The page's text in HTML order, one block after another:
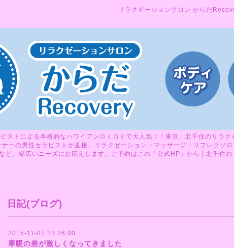
リラクゼーションサロン からだ
ストによる本格的なハワイアンロミロミで大人気！！東京、北千住のリラ
ーの男性セラピストが直接、リラクゼーション・マッサージ・リフレクソ
ど、幅広いニーズにお応えします。ご予約はこの「公式HP」から | 北千住
日記(ブログ)
2015-11-07 23:26:00
寒暖の差が激しくなってきました